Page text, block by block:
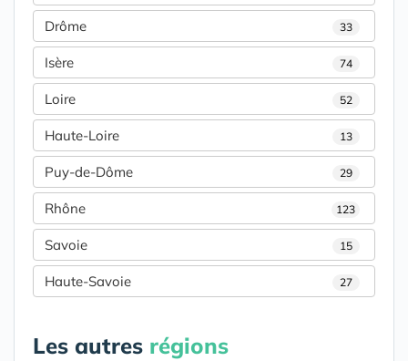
Drôme 33
Isère 74
Loire 52
Haute-Loire 13
Puy-de-Dôme 29
Rhône 123
Savoie 15
Haute-Savoie 27
Les autres régions